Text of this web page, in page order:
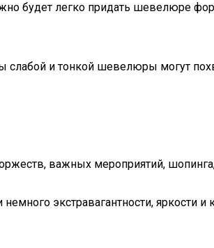
будет легко придать шевелюре
и тонкой шевелюры могут
важных мероприятий,
экстравагантности, яркости и